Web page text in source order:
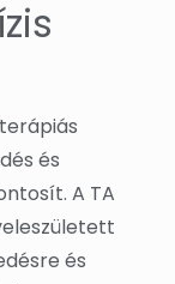
és
A TA
és